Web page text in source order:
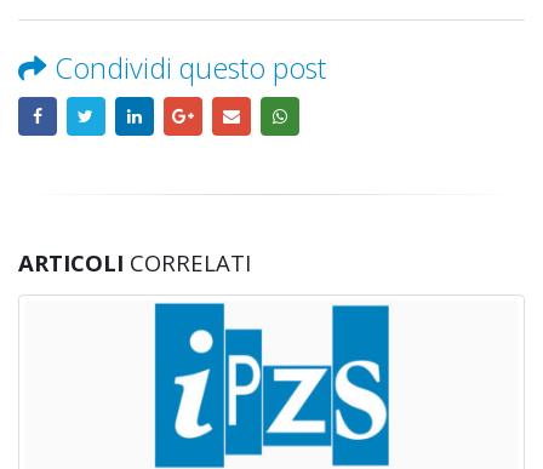
Condividi questo post
ARTICOLI CORRELATI